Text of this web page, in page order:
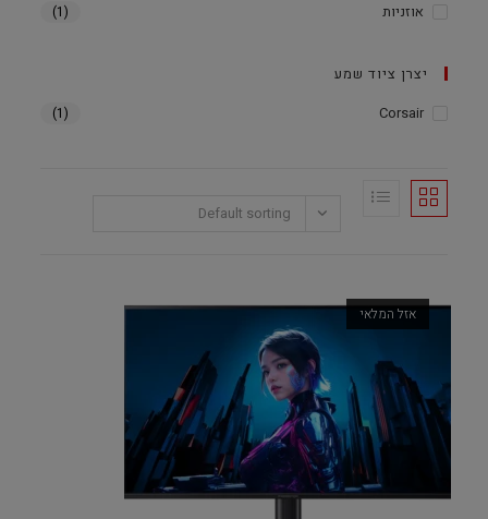
אוזניות
(1)
יצרן ציוד שמע
Corsair
(1)
Default sorting
אזל המלאי